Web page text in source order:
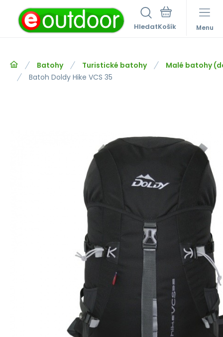
Hledat Menu
Batohy Turistické batohy
Malé batohy
Batoh Doldy Hike VCS 35